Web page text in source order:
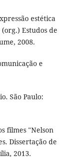
estética
Estudos de
2008.
e
São Paulo:
filmes "Nelson
Dissertação de
2013.